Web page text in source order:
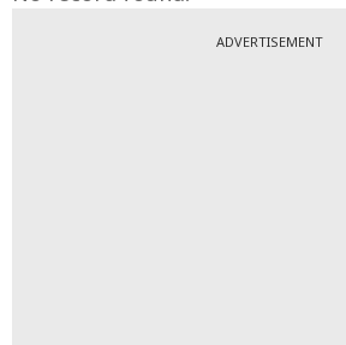
ADVERTISEMENT